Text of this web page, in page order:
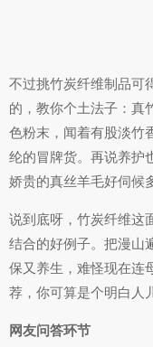
不过挑竹炭纤维制品可
的，教你个土法子：真
色粉末，闻着有股淡竹
纶的冒牌货。再说养护
娇贵的真丝羊毛好伺候
说到底呀，竹炭纤维这
结合的好例子。把漫山
保又养生，难怪现在连
荐，你可算是个明白人
网友问答环节